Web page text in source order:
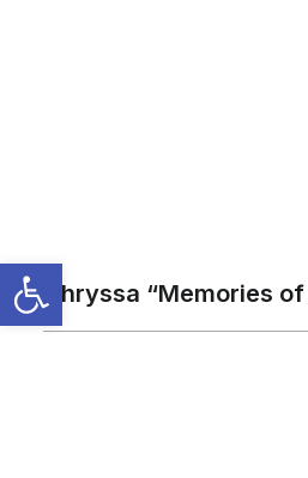
Chryssa “Memories